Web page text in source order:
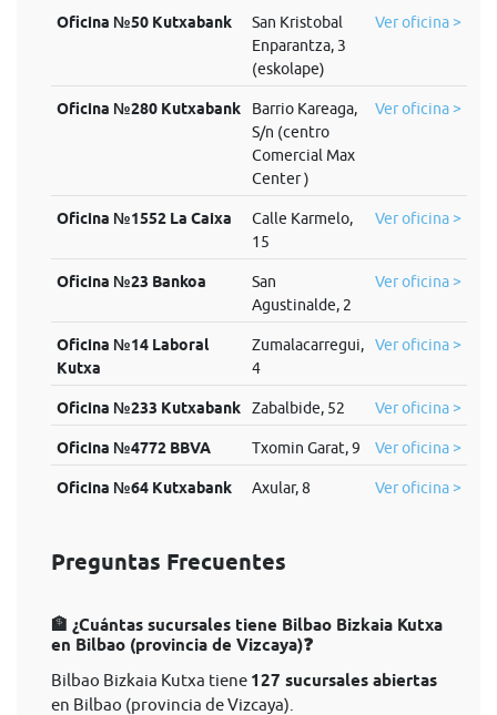
Oficina №50 Kutxabank
San Kristobal
Enparantza, 3
(eskolape)
Ver oficina >
Oficina №280 Kutxabank
Barrio Kareaga,
S/n (centro
Comercial Max
Center )
Ver oficina >
Oficina №1552 La Caixa
Calle Karmelo,
15
Ver oficina >
Oficina №23 Bankoa
San
Agustinalde, 2
Ver oficina >
Oficina №14 Laboral
Kutxa
Zumalacarregui,
4
Ver oficina >
Oficina №233 Kutxabank Zabalbide, 52 Ver oficina >
Oficina №4772 BBVA Txomin Garat, 9 Ver oficina >
Oficina №64 Kutxabank Axular, 8 Ver oficina >
Preguntas Frecuentes
🏦 ¿Cuántas sucursales tiene Bilbao Bizkaia Kutxa
en Bilbao (provincia de Vizcaya)❓
Bilbao Bizkaia Kutxa tiene 127 sucursales abiertas
en Bilbao (provincia de Vizcaya).